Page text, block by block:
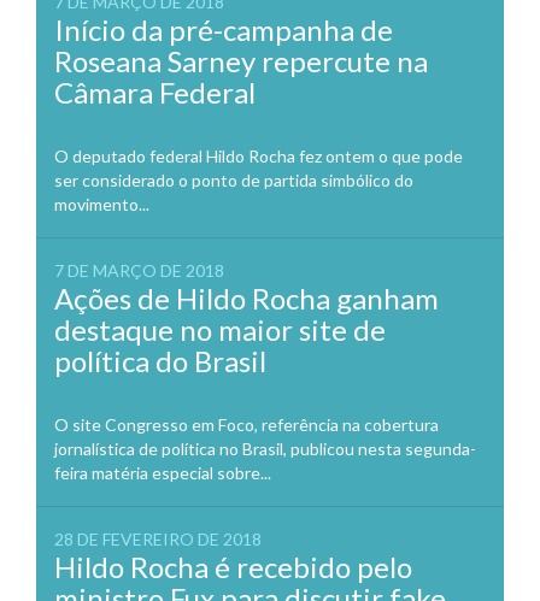
Início da pré-campanha de
Roseana Sarney repercute na
Câmara Federal
O deputado federal Hildo Rocha fez ontem o que pode
ser considerado o ponto de partida simbólico do
movimento...
7 DE MARÇO DE 2018
Ações de Hildo Rocha ganham
destaque no maior site de
política do Brasil
O site Congresso em Foco, referência na cobertura
jornalística de política no Brasil, publicou nesta segunda-
feira matéria especial sobre...
28 DE FEVEREIRO DE 2018
Hildo Rocha é recebido pelo